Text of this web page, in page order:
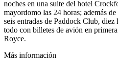
noches en una suite del hotel
mayordomo las 24 horas; además
seis entradas de Paddock Club, diez
todo con billetes de avión en
Royce.
Más información